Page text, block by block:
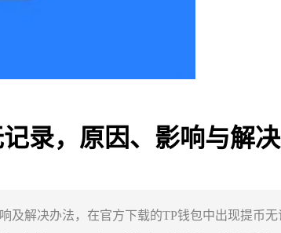
录，原因、影响与解
及解决办法，在官方下载的TP钱包中出现提币